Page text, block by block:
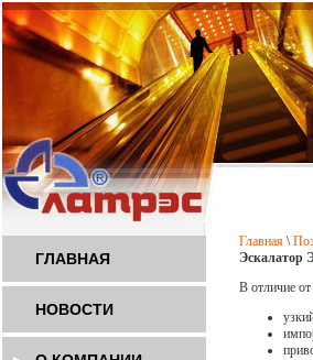
ГЛАВНАЯ
НОВОСТИ
Главная \
Эскалатор
В отличие